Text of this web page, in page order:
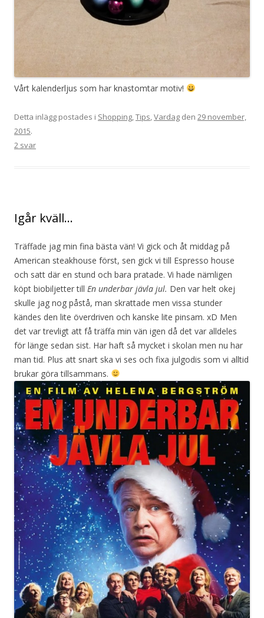
Vårt kalenderljus som har knastomtar motiv!
Detta inlägg postades i Shopping Tips Vardag den 29 november,
2015.
2 svar
Igår kväll…
Träffade jag min fina bästa vän! Vi gick och åt middag på
American steakhouse först, sen gick vi till Espresso house
och satt där en stund och bara pratade. Vi hade nämligen
köpt biobiljetter till En underbar jävla jul. Den var helt okej
skulle jag nog påstå, man skrattade men vissa stunder
kändes den lite överdriven och kanske lite pinsam. xD Men
det var trevligt att få träffa min vän igen då det var alldeles
för länge sedan sist. Har haft så mycket i skolan men nu har
man tid. Plus att snart ska vi ses och fixa julgodis som vi alltid
brukar göra tillsammans.